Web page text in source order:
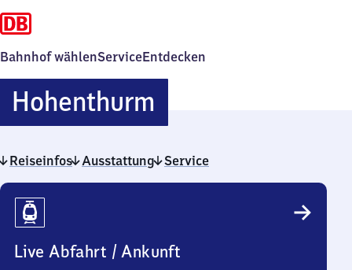
Bahnhof wählenServiceEntdecken
HohenthurmHohenthurm
Reiseinfos Ausstattung Service
Reiseinfos
Live Abfahrt / Ankunft